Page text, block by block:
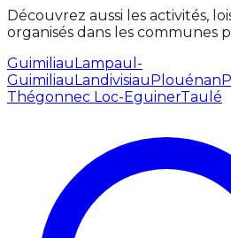
Découvrez aussi les activités,
organisés dans les communes
GuimiliauLampaul-
GuimiliauLandivisiauPlouénan
Thégonnec Loc-EguinerTaulé